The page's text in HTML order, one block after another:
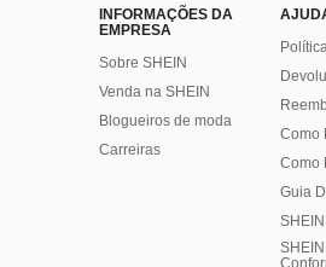
INFORMAÇÕES DA
EMPRESA
Sobre SHEIN
Venda na SHEIN
Blogueiros de moda
Carreiras
Como
Como
Guia